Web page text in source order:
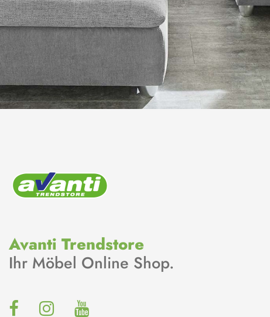
Avanti Trendstore
Ihr Möbel Online Shop.